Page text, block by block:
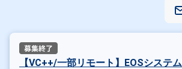
【VC++/一部リモート】EOSシステ